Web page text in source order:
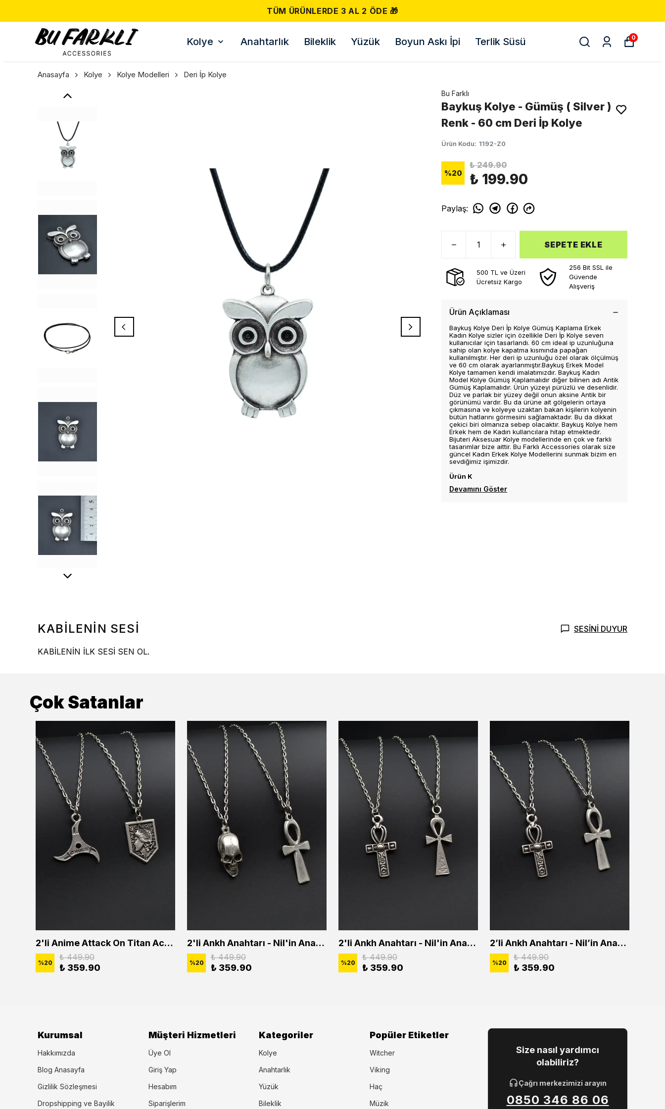
500 TL VE ÜZERI ÜCRETSIZ KARGO! 📦
Kolye Anahtarlık Bileklik Yüzük Boyun Askı İpi Terlik Süsü 0
Anasayfa Kolye Kolye Modelleri Deri İp Kolye
Bu Farklı
Baykuş Kolye - Gümüş ( Silver )
Renk - 60 cm Deri İp Kolye
Ürün Kodu: 1192-Z0
%20
₺ 249.90
₺ 199.90
Paylaş:
SEPETE EKLE
500 TL ve Üzeri
Ücretsiz Kargo
256 Bit SSL ile
Güvende
Alışveriş
Ürün Açıklaması
Baykuş Kolye Deri İp Kolye Gümüş Kaplama Erkek
Kadın Kolye sizler için özellikle Deri İp Kolye seven
kullanıcılar için tasarlandı. 60 cm ideal ip uzunluğuna
sahip olan kolye kapatma kısmında papağan
kullanılmıştır. Her deri ip uzunluğu özel olarak ölçülmüş
ve 60 cm olarak ayarlanmıştır.Baykuş Erkek Model
Kolye tamamen kendi imalatımızdır. Baykuş Kadın
Model Kolye Gümüş Kaplamalıdır diğer bilinen adı Antik
Gümüş Kaplamalıdır. Ürün yüzeyi pürüzlü ve desenlidir.
Düz ve parlak bir yüzey değil onun aksine Antik bir
görünümü vardır. Bu da ürüne ait gölgelerin ortaya
çıkmasına ve kolyeye uzaktan bakan kişilerin kolyenin
bütün hatlarını görmesini sağlamaktadır. Bu da dikkat
çekici biri olmanıza sebep olacaktır. Baykuş Kolye hem
Erkek hem de Kadın kullancılara hitap etmektedir.
Bijuteri Aksesuar Kolye modellerinde en çok ve farklı
tasarımlar bize aittir. Bu Farklı Accessories olarak size
güncel Kadın Erkek Kolye Modellerini sunmak bizim en
sevdiğimiz işimizdir.
Ürün K
Devamını Göster
KABİLENİN SESİ SESİNİ DUYUR
KABİLENİN İLK SESİ SEN OL.
Çok Satanlar
2'li Anime Attack On Titan Acrylic Maria Anime Naruto Erkek Kadın Kolye Seti
%20
₺ 449.90
₺ 359.90
2'li Ankh Anahtarı - Nil'in Anahtarı - Kuru Kafa Erkek Kadın Kolye Seti
%20
₺ 449.90
₺ 359.90
2'li Ankh Anahtarı - Nil'in Anahtarı Erkek Kadın Kolye Seti
%20
₺ 449.90
₺ 359.90
2’li Ankh Anahtarı - Nil’in Anahtarı Erkek Kadın Kolye Seti
%20
₺ 449.90
₺ 359.90
Kurumsal
Hakkımızda
Blog Anasayfa
Gizlilik Sözleşmesi
Dropshipping ve Bayilik
Müşteri Hizmetleri
Üye Ol
Giriş Yap
Hesabım
Siparişlerim
Kategoriler
Kolye
Anahtarlık
Yüzük
Bileklik
Popüler Etiketler
Witcher
Viking
Haç
Müzik
Size nasıl yardımcı
olabiliriz?
Çağrı merkezimizi arayın
0850 346 86 06